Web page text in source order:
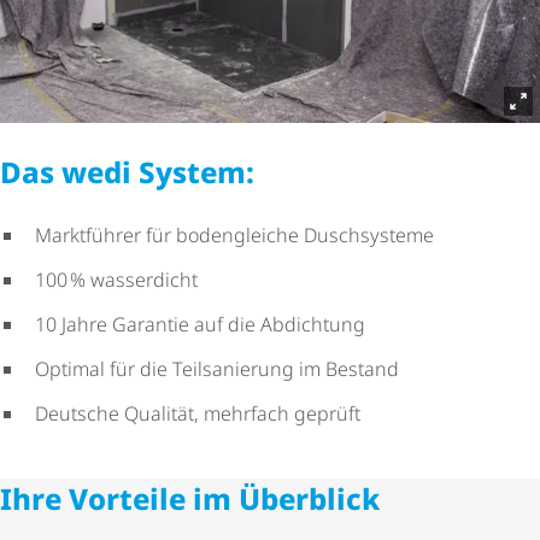
Das wedi System:
Marktführer für bodengleiche Duschsysteme
100 % wasserdicht
10 Jahre Garantie auf die Abdichtung
Optimal für die Teilsanierung im Bestand
Deutsche Qualität, mehrfach geprüft
Ihre Vorteile im Überblick